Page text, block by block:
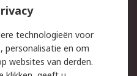
Inkoopoplossingen
technologieën voor
personalisatie en om
websites van derden.